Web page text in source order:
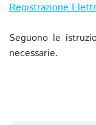
Registrazione
Seguono le
necessarie.